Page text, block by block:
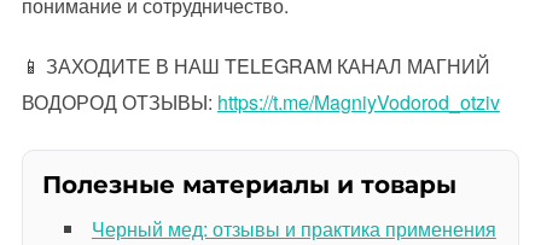
📱 ЗАХОДИТЕ В НАШ TELEGRAM КАНАЛ МАГНИЙ
ВОДОРОД ОТЗЫВЫ: https://t.me/MagniyVodorod_otziv
Полезные материалы и товары
Черный мед: отзывы и практика применения